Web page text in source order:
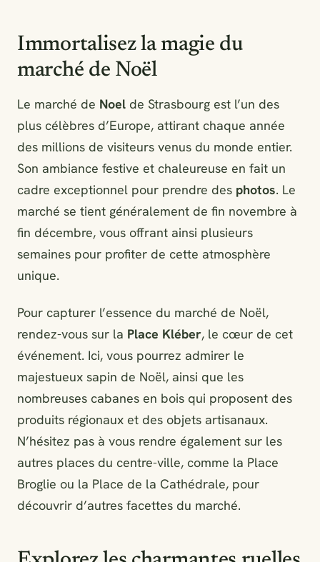
Immortalisez la magie du
marché de Noël
Le marché de Noel de Strasbourg est l’un des
plus célèbres d’Europe, attirant chaque année
des millions de visiteurs venus du monde entier.
Son ambiance festive et chaleureuse en fait un
cadre exceptionnel pour prendre des photos. Le
marché se tient généralement de fin novembre à
fin décembre, vous offrant ainsi plusieurs
semaines pour profiter de cette atmosphère
unique.
Pour capturer l’essence du marché de Noël,
rendez-vous sur la Place Kléber, le cœur de cet
événement. Ici, vous pourrez admirer le
majestueux sapin de Noël, ainsi que les
nombreuses cabanes en bois qui proposent des
produits régionaux et des objets artisanaux.
N’hésitez pas à vous rendre également sur les
autres places du centre-ville, comme la Place
Broglie ou la Place de la Cathédrale, pour
découvrir d’autres facettes du marché.